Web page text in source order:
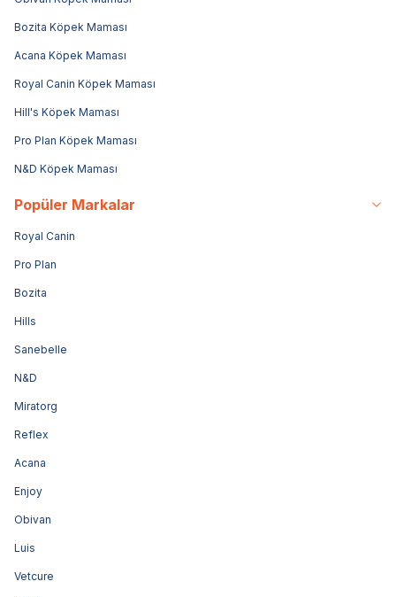
Bozita Köpek Maması
Acana Köpek Maması
Royal Canin Köpek Maması
Hill's Köpek Maması
Pro Plan Köpek Maması
N&D Köpek Maması
Popüler Markalar
Royal Canin
Pro Plan
Bozita
Hills
Sanebelle
N&D
Miratorg
Reflex
Acana
Enjoy
Obivan
Luis
Vetcure